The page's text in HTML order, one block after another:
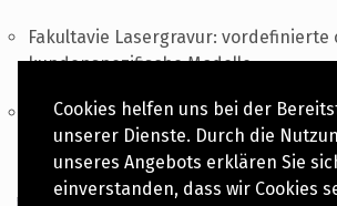
Cookies helfen uns bei der
unserer Dienste. Durch die
unseres Angebots erklären Sie
einverstanden, dass wir Cookies
Fakultavie Lasergravur: vordefinierte
kundenspezifische Modelle
Fakultavie UV Druck: vordefinierte
kundenspezifische Modelle